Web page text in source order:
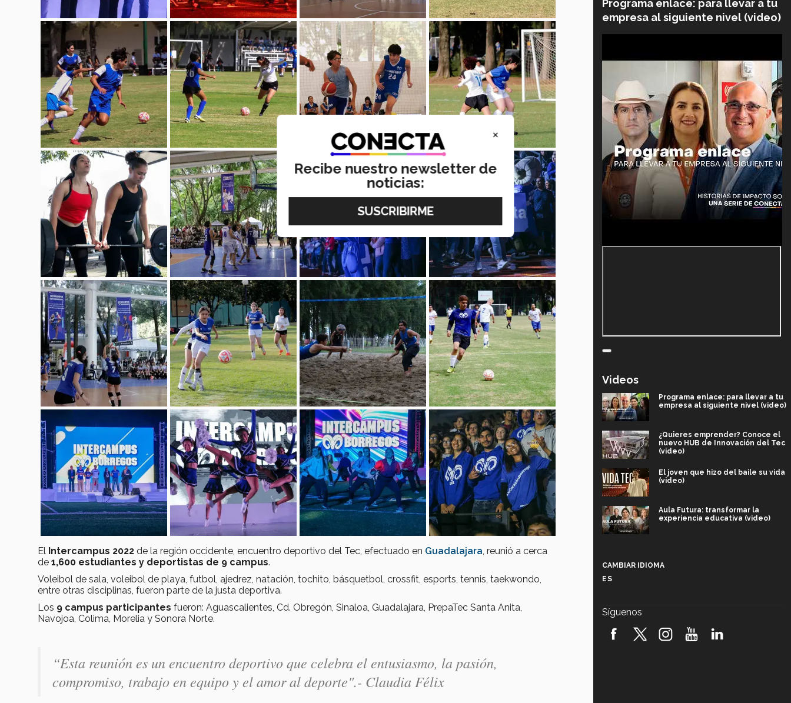
El Intercampus 2022 de la región occidente, encuentro deportivo del Tec, efectuado en Guadalajara, reunió a cerca
de 1,600 estudiantes y deportistas de 9 campus.
Voleibol de sala, voleibol de playa, futbol, ajedrez, natación, tochito, básquetbol, crossfit, esports, tennis, taekwondo,
entre otras disciplinas, fueron parte de la justa deportiva.
Los 9 campus participantes fueron: Aguascalientes, Cd. Obregón, Sinaloa, Guadalajara, PrepaTec Santa Anita,
Navojoa, Colima, Morelia y Sonora Norte.
“Esta reunión es un encuentro deportivo que celebra el entusiasmo, la pasión,
compromiso, trabajo en equipo y el amor al deporte".- Claudia Félix
Programa enlace: para llevar a tu
empresa al siguiente nivel (video)
Videos
Programa enlace: para llevar a tu
empresa al siguiente nivel (video)
¿Quieres emprender? Conoce el
nuevo HUB de Innovación del Tec
(video)
El joven que hizo del baile su vida
(video)
Aula Futura: transformar la
experiencia educativa (video)
robótica FIRST 2026! (video)
CAMBIAR IDIOMA
ES
Síguenos
×
Recibe nuestro newsletter de
noticias: